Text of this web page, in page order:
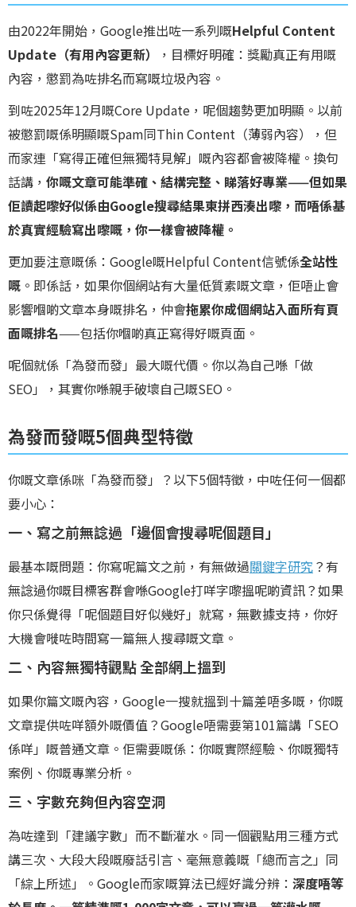
由2022年開始，Google推出咗一系列嘅Helpful Content
Update（有用內容更新）
，目標好明確：獎勵真正有用嘅
內容，懲罰為咗排名而寫嘅垃圾內容。
到咗2025年12月嘅Core Update，呢個趨勢更加明顯。以前
被懲罰嘅係明顯嘅Spam同Thin Content（薄弱內容），但
而家連「寫得正確但無獨特見解」嘅內容都會被降權。換句
話講， 你嘅文章可能準確、結構完整、睇落好專業——但如果
佢讀起嚟好似係由Google搜尋結果東拼西湊出嚟，而唔係基
於真實經驗寫出嚟嘅，你一樣會被降權。
更加要注意嘅係：Google嘅Helpful Content信號係全站性
嘅 。即係話，如果你個網站有大量低質素嘅文章，佢唔止會
影響嗰啲文章本身嘅排名，仲會拖累你成個網站入面所有頁
面嘅排名——包括你嗰啲真正寫得好嘅頁面。
呢個就係「為發而發」最大嘅代價。你以為自己喺「做
SEO」，其實你喺親手破壞自己嘅SEO。
為發而發嘅5個典型特徵
你嘅文章係咪「為發而發」？以下5個特徵，中咗任何一個都
要小心：
一、寫之前無諗過「邊個會搜尋呢個題目」
最基本嘅問題：你寫呢篇文之前，有無做過關鍵字研究？有
無諗過你嘅目標客群會喺Google打咩字嚟搵呢啲資訊？如果
你只係覺得「呢個題目好似幾好」就寫，無數據支持，你好
大機會嘥咗時間寫一篇無人搜尋嘅文章。
二、內容無獨特觀點 全部網上搵到
如果你篇文嘅內容，Google一搜就搵到十篇差唔多嘅，你嘅
文章提供咗咩額外嘅價值？Google唔需要第101篇講「SEO
係咩」嘅普通文章。佢需要嘅係：你嘅實際經驗、你嘅獨特
案例、你嘅專業分析。
三、字數充夠但內容空洞
為咗達到「建議字數」而不斷灌水。同一個觀點用三種方式
講三次、大段大段嘅廢話引言、毫無意義嘅「總而言之」同
「綜上所述」。Google而家嘅算法已經好識分辨： 深度唔等